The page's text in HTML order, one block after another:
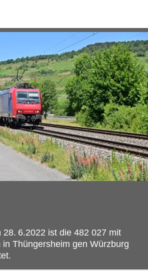
28. 6.2022 ist die 482 027 mit
Thüngersheim gen Würzburg